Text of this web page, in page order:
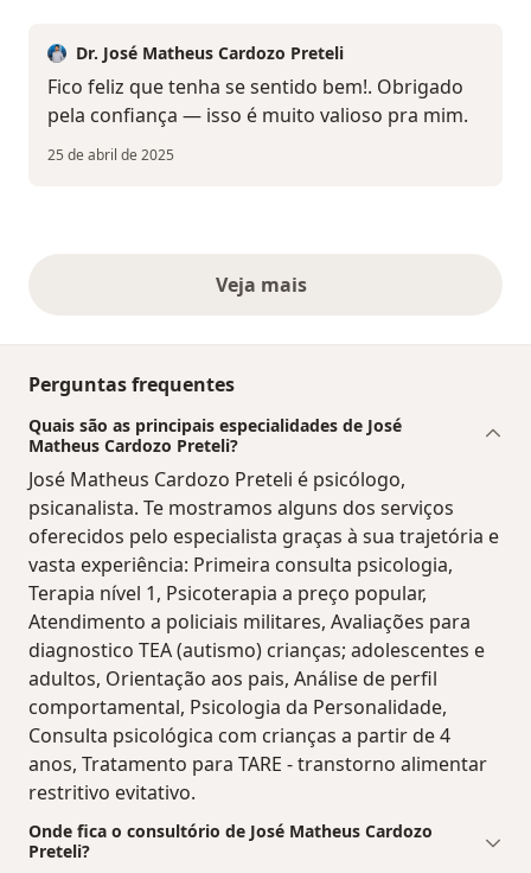
Dr. José Matheus Cardozo Preteli
Fico feliz que tenha se sentido bem!. Obrigado
pela confiança — isso é muito valioso pra mim.
25 de abril de 2025
Veja maisopiniões acima
Perguntas frequentes
Quais são as principais especialidades de José
Matheus Cardozo Preteli?
José Matheus Cardozo Preteli é psicólogo,
psicanalista. Te mostramos alguns dos serviços
oferecidos pelo especialista graças à sua trajetória e
vasta experiência: Primeira consulta psicologia,
Terapia nível 1, Psicoterapia a preço popular,
Atendimento a policiais militares, Avaliações para
diagnostico TEA (autismo) crianças; adolescentes e
adultos, Orientação aos pais, Análise de perfil
comportamental, Psicologia da Personalidade,
Consulta psicológica com crianças a partir de 4
anos, Tratamento para TARE - transtorno alimentar
restritivo evitativo.
Onde fica o consultório de José Matheus Cardozo
Preteli?